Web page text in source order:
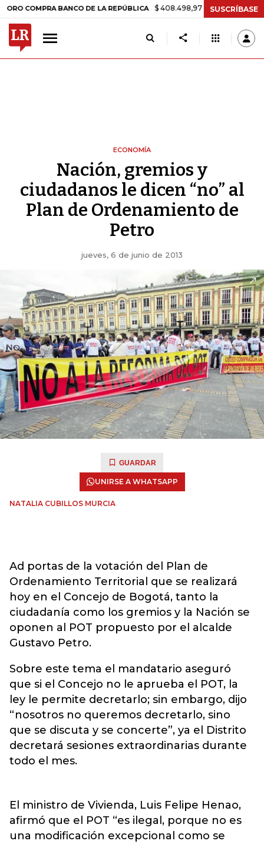
BANCO DE LA REPÚBLICA $ 408.498,97 +$ 8.753,81 +2,19%
SUSCRÍBASE
ECONOMÍA
Nación, gremios y
ciudadanos le dicen “no” al
Plan de Ordenamiento de
Petro
jueves, 6 de junio de 2013
GUARDAR
UNIRSE A WHATSAPP
NATALIA CUBILLOS MURCIA
Ad portas de la votación del Plan de
Ordenamiento Territorial que se realizará
hoy en el Concejo de Bogotá, tanto la
ciudadanía como los gremios y la Nación se
oponen al POT propuesto por el alcalde
Gustavo Petro.
Sobre este tema el mandatario aseguró
que si el Concejo no le aprueba el POT, la
ley le permite decretarlo; sin embargo, dijo
“nosotros no queremos decretarlo, sino
que se discuta y se concerte”, ya el Distrito
decretará sesiones extraordinarias durante
todo el mes.
El ministro de Vivienda, Luis Felipe Henao,
afirmó que el POT “es ilegal, porque no es
una modificación excepcional como se